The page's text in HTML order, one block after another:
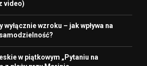
video)
wzroku – jak wpływa na
w piątkowym „Pytaniu na